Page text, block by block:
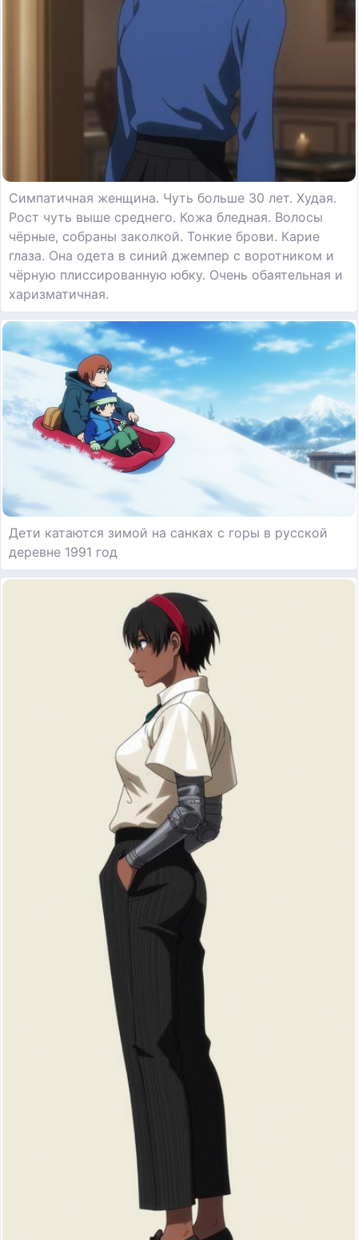
Симпатичная женщина. Чуть больше 30 лет. Худая.
Рост чуть выше среднего. Кожа бледная. Волосы
чёрные, собраны заколкой. Тонкие брови. Карие
глаза. Она одета в синий джемпер с воротником и
чёрную плиссированную юбку. Очень обаятельная и
харизматичная.
Дети катаются зимой на санках с горы в русской
деревне 1991 год